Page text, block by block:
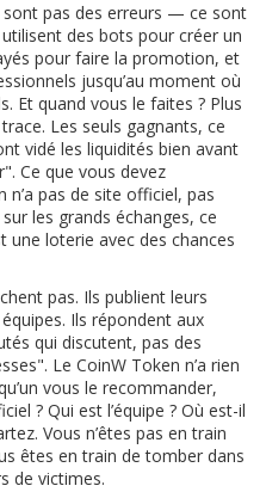
sont pas des erreurs — ce sont
des bots pour créer un
pour faire la promotion, et
jusqu’au moment où
Et quand vous le faites ? Plus
Les seuls gagnants, ce
vidé les liquidités bien avant
Ce que vous devez
n’a pas de site officiel, pas
les grands échanges, ce
une loterie avec des chances
pas. Ils publient leurs
Ils répondent aux
qui discutent, pas des
Le CoinW Token n’a rien
vous le recommander,
? Qui est l’équipe ? Où est-il
Vous n’êtes pas en train
êtes en train de tomber dans
de victimes.